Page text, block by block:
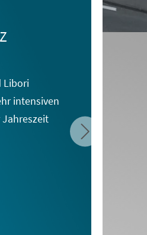
Libori
intensiven